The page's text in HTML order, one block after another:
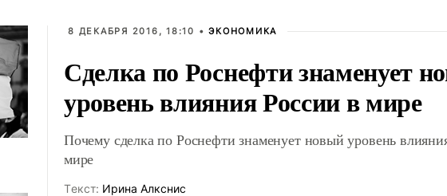
8 ДЕКАБРЯ 2016, 18:10 •ЭКОНОМИКА
Сделка по Роснефти знаменует
уровень влияния России в мире
Почему сделка по Роснефти знаменует новый уровень
мире
Tекст: Ирина Алкснис